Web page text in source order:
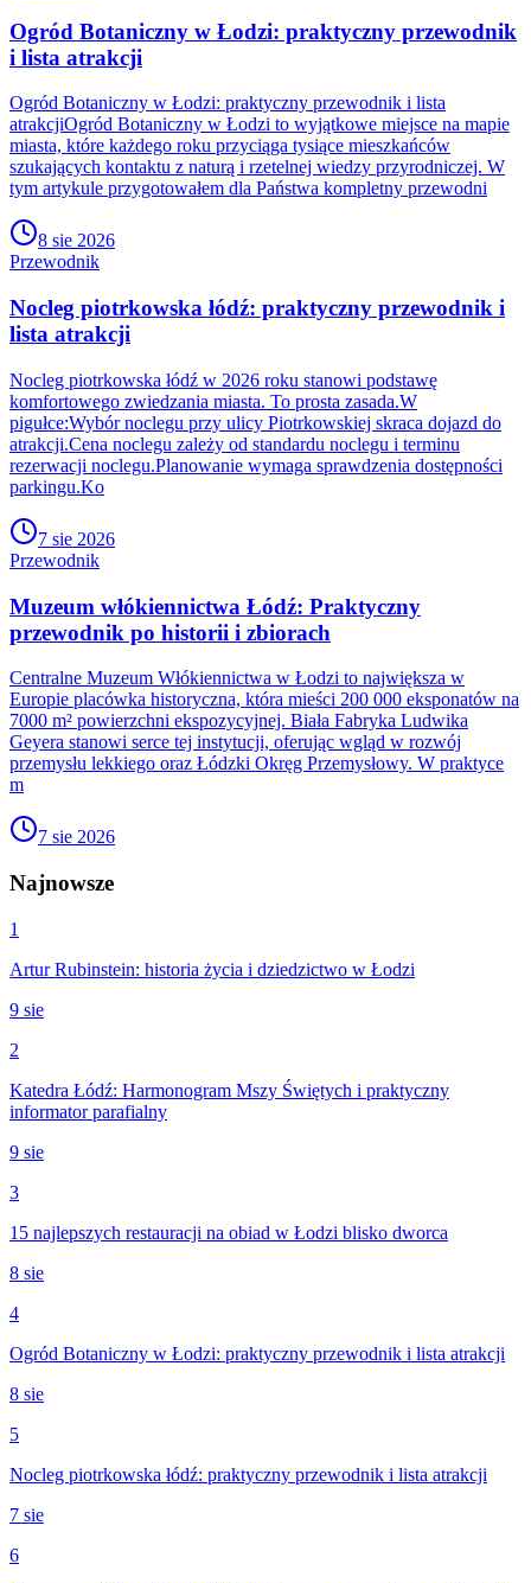
Ogród Botaniczny w Łodzi: praktyczny przewodnik
i lista atrakcji
Ogród Botaniczny w Łodzi: praktyczny przewodnik i lista
atrakcjiOgród Botaniczny w Łodzi to wyjątkowe miejsce na mapie
miasta, które każdego roku przyciąga tysiące mieszkańców
szukających kontaktu z naturą i rzetelnej wiedzy przyrodniczej. W
tym artykule przygotowałem dla Państwa kompletny przewodni
8 sie 2026
Przewodnik
Nocleg piotrkowska łódź: praktyczny przewodnik i
lista atrakcji
Nocleg piotrkowska łódź w 2026 roku stanowi podstawę
komfortowego zwiedzania miasta. To prosta zasada.W
pigułce:Wybór noclegu przy ulicy Piotrkowskiej skraca dojazd do
atrakcji.Cena noclegu zależy od standardu noclegu i terminu
rezerwacji noclegu.Planowanie wymaga sprawdzenia dostępności
parkingu.Ko
7 sie 2026
Przewodnik
Muzeum włókiennictwa Łódź: Praktyczny
przewodnik po historii i zbiorach
Centralne Muzeum Włókiennictwa w Łodzi to największa w
Europie placówka historyczna, która mieści 200 000 eksponatów na
7000 m² powierzchni ekspozycyjnej. Biała Fabryka Ludwika
Geyera stanowi serce tej instytucji, oferując wgląd w rozwój
przemysłu lekkiego oraz Łódzki Okręg Przemysłowy. W praktyce
m
7 sie 2026
Najnowsze
1
Artur Rubinstein: historia życia i dziedzictwo w Łodzi
9 sie
2
Katedra Łódź: Harmonogram Mszy Świętych i praktyczny
informator parafialny
9 sie
3
15 najlepszych restauracji na obiad w Łodzi blisko dworca
8 sie
4
Ogród Botaniczny w Łodzi: praktyczny przewodnik i lista atrakcji
8 sie
5
Nocleg piotrkowska łódź: praktyczny przewodnik i lista atrakcji
7 sie
6